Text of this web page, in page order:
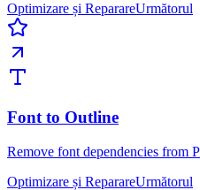
Optimizare și ReparareUrmătorul
Font to Outline
Remove font dependencies from
Optimizare și ReparareUrmătorul